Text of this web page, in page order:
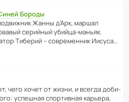
Бороды
Жанны д’Арк, маршал
серийный убийца-маньяк.
Тиберий – совре­менник Иисуса…
чего хочет от жизни, и всегда доби­
успе­шная спор­ти­вная карьера,